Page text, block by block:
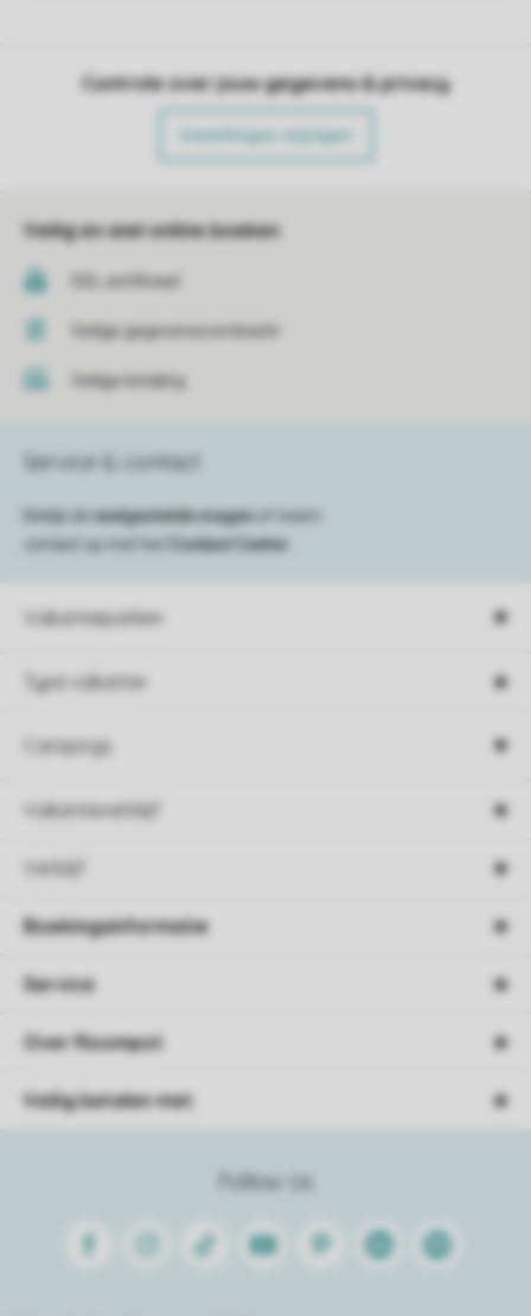
Controle over jouw gegevens & privacy
Instellingen wijzigen
Veilig en snel online boeken
SSL certificaat
Veilige gegevensoverdracht
Veilige betaling
Vakantieparken
Type vakantie
Campings
Vakantieverblijf
Verblijf
Service & contact
Bekijk de veelgestelde vragen
of neem
contact op met het
Contact Center
Follow Us
FacebookInstagram
Tiktok Youtube PinterestLinkedinSpotify
Boekingsinformatie
Service
Over Roompot
Veilig betalen met